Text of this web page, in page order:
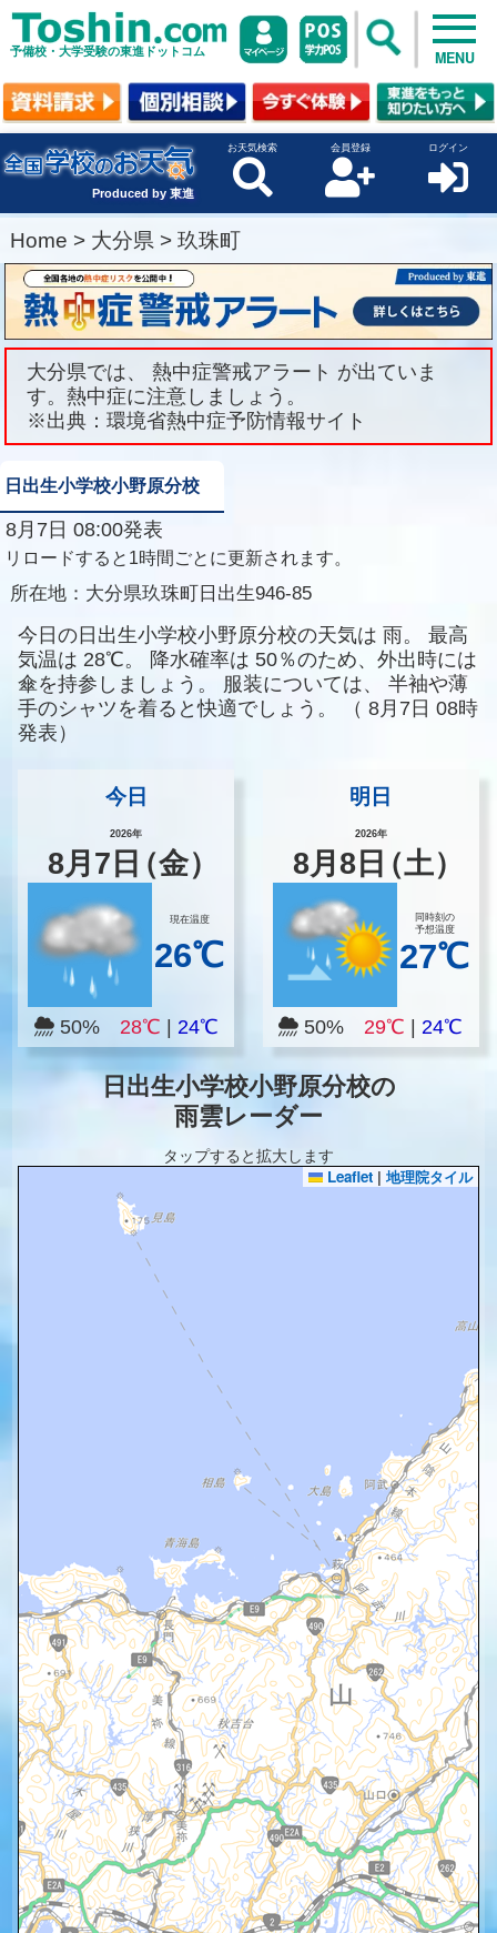
予備校・大学受験の東進ドットコム MENU
Produced by 東進
お天気検索 会員登録 ログイン
Home > 大分県 > 玖珠町
大分県では、 熱中症警戒アラート が出ていま
す。熱中症に注意しましょう。
※出典：環境省熱中症予防情報サイト
日出生小学校小野原分校
8月7日 08:00発表
リロードすると1時間ごとに更新されます。
所在地： 大分県玖珠町日出生946-85
今日の日出生小学校小野原分校の天気は 雨。
最高
気温は 28℃。 降水確率は 50％のため、外出時には
傘を持参しましょう。
服装については、
半袖や薄
手のシャツを着ると快適でしょう。
（ 8月7日 08時
発表）
今日
2026年
8月 7 日（金）
現在温度
26℃
50% 28℃ 24℃
明日
2026年
8月8 日（土）
同時刻の
予想温度
27℃
50% 29℃ |24℃
日出生小学校小野原分校の
雨雲レーダー
タップすると拡大します
Leaflet | 地理院タイル